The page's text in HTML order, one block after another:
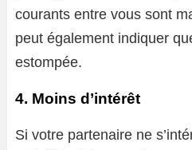
courants entre vous sont
peut également indiquer
estompée.
4. Moins d’intérêt
Si votre partenaire ne